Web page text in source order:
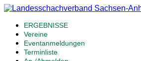
ERGEBNISSE
Vereine
Eventanmeldungen
Terminliste